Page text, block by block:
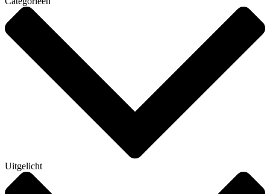
Uitgelicht